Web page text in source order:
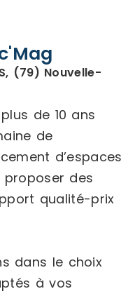
(79) Nouvelle-
de 10 ans
de
d’espaces
des
qualité-prix
dans le choix
à vos